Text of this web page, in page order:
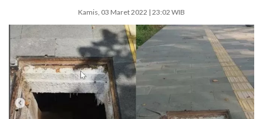
Kamis, 03 Maret 2022 | 23:02 WIB